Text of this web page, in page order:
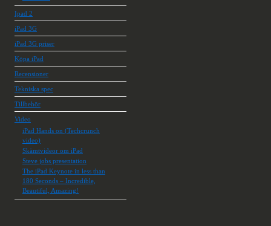
Ipad 2
iPad 3G
iPad 3G priser
Köpa iPad
Recensioner
Tekniska spec
Tillbehör
Video
iPad Hands on (Techcrunch
video)
Skämtvideor om iPad
Steve jobs presentation
The iPad Keynote in less than
180 Seconds – Incredible,
Beautiful, Amazing!